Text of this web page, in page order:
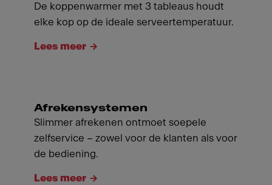
De koppenwarmer met 3 tableaus houdt
elke kop op de ideale serveertemperatuur.
Lees meer
Afrekensystemen
Slimmer afrekenen ontmoet soepele
zelfservice – zowel voor de klanten als voor
de bediening.
Lees meer